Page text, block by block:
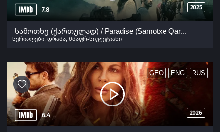
7.8 2025
სამოთხე (ქართულად) / Paradise (Samotxe Qartulad) ქართულად 2025
სერიალები,დრამა მძაფრ-სიუჟეტიანი
6.4 2026
GEO ENG RUS